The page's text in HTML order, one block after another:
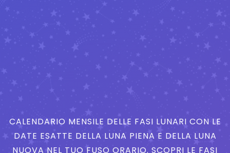
CALENDARIO MENSILE DELLE FASI LUNARI CON LE
DATE ESATTE DELLA LUNA PIENA E DELLA LUNA
NUOVA NEL TUO FUSO ORARIO. SCOPRI LE FASI